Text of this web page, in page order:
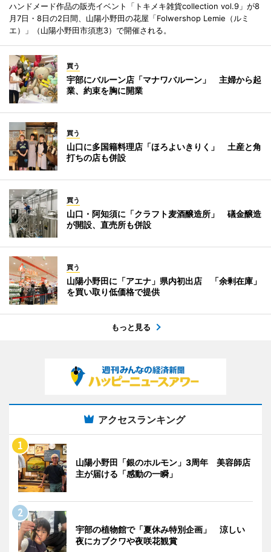
ハンドメード作品の販売イベント「トキメキ雑貨collection vol.9」が8
月7日・8日の2日間、山陽小野田の花屋「Folwershop Lemie（ルミ
エ）」（山陽小野田市須恵3）で開催される。
買う
宇部にバルーン店「マナワバルーン」 主婦から起
業、約束を胸に開業
買う
山口に多国籍料理店「ほろよいきりく」 土産と角
打ちの店も併設
買う
山口・阿知須に「クラフト麦酒醸造所」 礒金醸造
が開設、直売所も併設
買う
山陽小野田に「アエナ」県内初出店 「余剰在庫」
を買い取り低価格で提供
もっと見る
アクセスランキング
山陽小野田「銀のホルモン」3周年 美容師店
主が届ける「感動の一瞬」
宇部の植物館で「夏休み特別企画」 涼しい
夜にカブクワや夜咲花観賞